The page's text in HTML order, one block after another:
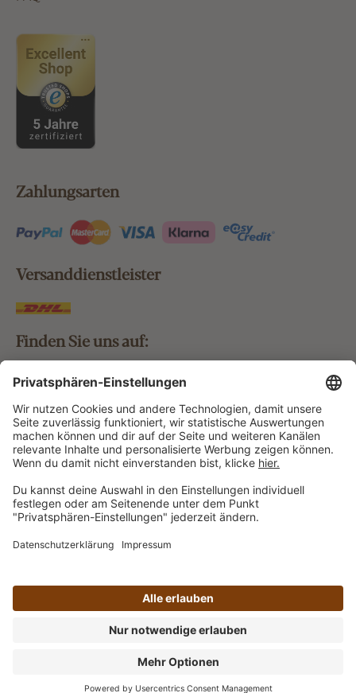
Zahlungsarten
Versanddienstleister
Finden Sie uns auf:
Bestellung widerrufen
Vertrag widerrufen
Alle Preise inkl. gesetzl. Mehrwertsteuer zzgl.
und ggf. Nachnahmegebühren, wenn nicht
anders angegeben.
Impressum AGB Datenschutz